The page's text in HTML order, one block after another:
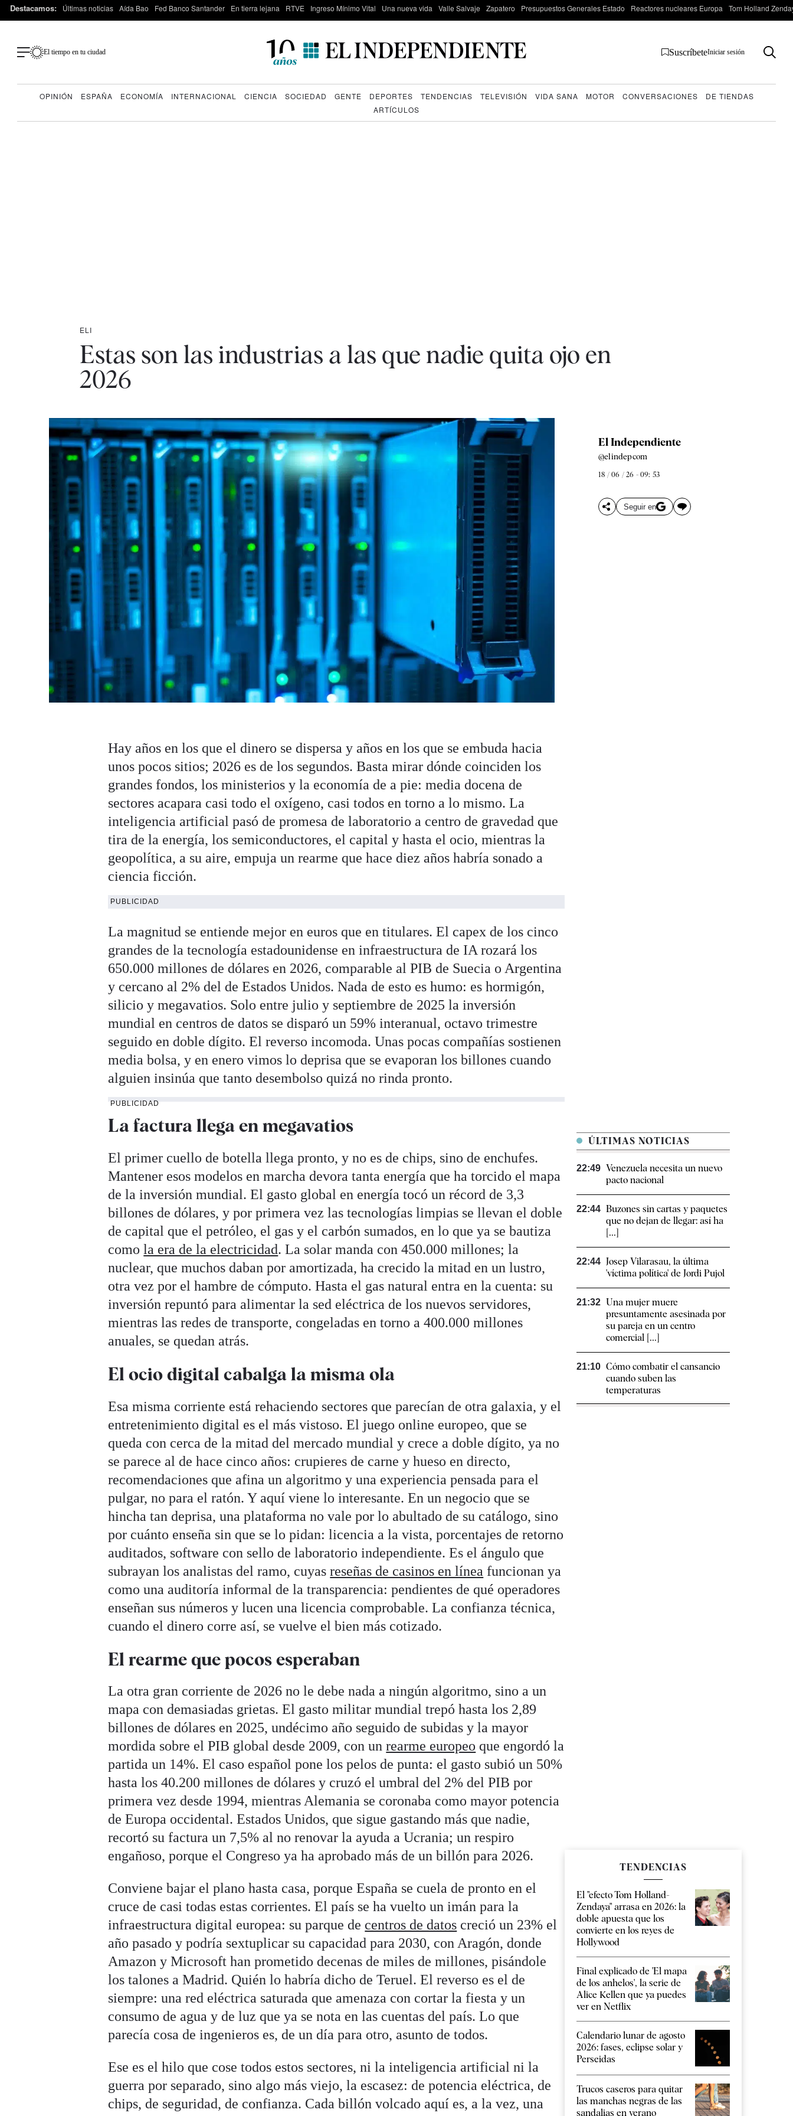
Destacamos: Últimas noticias Aída Bao Fed Banco Santander En tierra lejana RTVE Ingreso Mínimo Vital Una nueva vida Valle Salvaje Zapatero Presupuestos Generales Estado Reactores nucleares Europa Tom Holland
El tiempo en tu ciudad SuscríbeteIniciar sesión
OPINIÓN ESPAÑA ECONOMÍA INTERNACIONAL CIENCIA SOCIEDAD GENTE DEPORTES TENDENCIAS TELEVISIÓN VIDA SANA MOTOR CONVERSACIONES
DE TIENDAS
ARTÍCULOS
ELI
Estas son las industrias a las que nadie quita ojo en
2026
El Independiente
@elindepcom
18 / 06 / 26 - 09: 53
Seguir en
Hay años en los que el dinero se dispersa y años en los que se embuda hacia
unos pocos sitios; 2026 es de los segundos. Basta mirar dónde coinciden los
grandes fondos, los ministerios y la economía de a pie: media docena de
sectores acapara casi todo el oxígeno, casi todos en torno a lo mismo. La
inteligencia artificial pasó de promesa de laboratorio a centro de gravedad que
tira de la energía, los semiconductores, el capital y hasta el ocio, mientras la
geopolítica, a su aire, empuja un rearme que hace diez años habría sonado a
ciencia ficción.
PUBLICIDAD
La magnitud se entiende mejor en euros que en titulares. El capex de los cinco
grandes de la tecnología estadounidense en infraestructura de IA rozará los
650.000 millones de dólares en 2026, comparable al PIB de Suecia o Argentina
y cercano al 2% del de Estados Unidos. Nada de esto es humo: es hormigón,
silicio y megavatios. Solo entre julio y septiembre de 2025 la inversión
mundial en centros de datos se disparó un 59% interanual, octavo trimestre
seguido en doble dígito. El reverso incomoda. Unas pocas compañías sostienen
media bolsa, y en enero vimos lo deprisa que se evaporan los billones cuando
alguien insinúa que tanto desembolso quizá no rinda pronto.
PUBLICIDAD
La factura llega en megavatios
El primer cuello de botella llega pronto, y no es de chips, sino de enchufes.
Mantener esos modelos en marcha devora tanta energía que ha torcido el mapa
de la inversión mundial. El gasto global en energía tocó un récord de 3,3
billones de dólares, y por primera vez las tecnologías limpias se llevan el doble
de capital que el petróleo, el gas y el carbón sumados, en lo que ya se bautiza
comola era de la electricidad. La solar manda con 450.000 millones; la
nuclear, que muchos daban por amortizada, ha crecido la mitad en un lustro,
otra vez por el hambre de cómputo. Hasta el gas natural entra en la cuenta: su
inversión repuntó para alimentar la sed eléctrica de los nuevos servidores,
mientras las redes de transporte, congeladas en torno a 400.000 millones
anuales, se quedan atrás.
El ocio digital cabalga la misma ola
Esa misma corriente está rehaciendo sectores que parecían de otra galaxia, y el
entretenimiento digital es el más vistoso. El juego online europeo, que se
queda con cerca de la mitad del mercado mundial y crece a doble dígito, ya no
se parece al de hace cinco años: crupieres de carne y hueso en directo,
recomendaciones que afina un algoritmo y una experiencia pensada para el
pulgar, no para el ratón. Y aquí viene lo interesante. En un negocio que se
hincha tan deprisa, una plataforma no vale por lo abultado de su catálogo, sino
por cuánto enseña sin que se lo pidan: licencia a la vista, porcentajes de retorno
auditados, software con sello de laboratorio independiente. Es el ángulo que
subrayan los analistas del ramo, cuyasreseñas de casinos en línea funcionan ya
como una auditoría informal de la transparencia: pendientes de qué operadores
enseñan sus números y lucen una licencia comprobable. La confianza técnica,
cuando el dinero corre así, se vuelve el bien más cotizado.
El rearme que pocos esperaban
La otra gran corriente de 2026 no le debe nada a ningún algoritmo, sino a un
mapa con demasiadas grietas. El gasto militar mundial trepó hasta los 2,89
billones de dólares en 2025, undécimo año seguido de subidas y la mayor
mordida sobre el PIB global desde 2009, con unrearme europeo que engordó la
partida un 14%. El caso español pone los pelos de punta: el gasto subió un 50%
hasta los 40.200 millones de dólares y cruzó el umbral del 2% del PIB por
primera vez desde 1994, mientras Alemania se coronaba como mayor potencia
de Europa occidental. Estados Unidos, que sigue gastando más que nadie,
recortó su factura un 7,5% al no renovar la ayuda a Ucrania; un respiro
engañoso, porque el Congreso ya ha aprobado más de un billón para 2026.
Conviene bajar el plano hasta casa, porque España se cuela de pronto en el
cruce de casi todas estas corrientes. El país se ha vuelto un imán para la
infraestructura digital europea: su parque de centros de datos creció un 23% el
año pasado y podría sextuplicar su capacidad para 2030, con Aragón, donde
Amazon y Microsoft han prometido decenas de miles de millones, pisándole
los talones a Madrid. Quién lo habría dicho de Teruel. El reverso es el de
siempre: una red eléctrica saturada que amenaza con cortar la fiesta y un
consumo de agua y de luz que ya se nota en las cuentas del país. Lo que
parecía cosa de ingenieros es, de un día para otro, asunto de todos.
Ese es el hilo que cose todos estos sectores, ni la inteligencia artificial ni la
guerra por separado, sino algo más viejo, la escasez: de potencia eléctrica, de
chips, de seguridad, de confianza. Cada billón volcado aquí es, a la vez, una
ÚLTIMAS NOTICIAS
22:49 Venezuela necesita un nuevo
pacto nacional
22:44 Buzones sin cartas y paquetes
que no dejan de llegar: así ha
[...]
22:44 Josep Vilarasau, la última
'víctima política' de Jordi Pujol
21:32 Una mujer muere
presuntamente asesinada por
su pareja en un centro
comercial [...]
21:10 Cómo combatir el cansancio​
cuando suben las
temperaturas
TENDENCIAS
El "efecto Tom Holland-
Zendaya" arrasa en 2026: la
doble apuesta que los
convierte en los reyes de
Hollywood
Final explicado de 'El mapa
de los anhelos', la serie de
Alice Kellen que ya puedes
ver en Netflix
Calendario lunar de agosto
2026: fases, eclipse solar y
Perseidas
Trucos caseros para quitar
las manchas negras de las
sandalias en verano